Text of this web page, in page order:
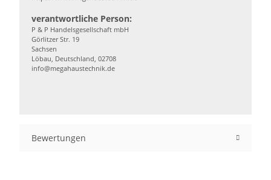
verantwortliche Person:
P & P Handelsgesellschaft mbH
Görlitzer Str. 19
Sachsen
Löbau, Deutschland, 02708
info@megahaustechnik.de
Bewertungen